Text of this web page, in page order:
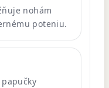
nohám
poteniu.